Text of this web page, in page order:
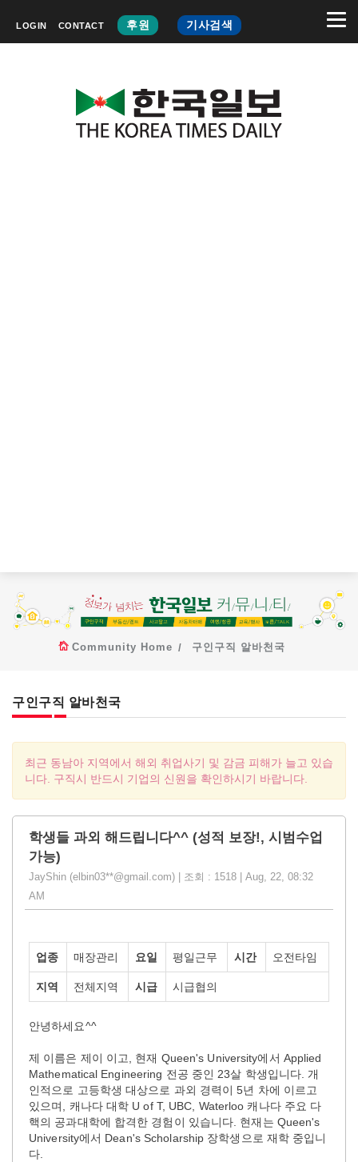
LOGIN CONTACT 후원 기사검색
Community Home 구인구직 알바천국
구인구직 알바천국
최근 동남아 지역에서 해외 취업사기 및 감금 피해가 늘고 있습
니다. 구직시 반드시 기업의 신원을 확인하시기 바랍니다.
학생들 과외 해드립니다^^ (성적 보장!, 시범수업
가능)
JayShin (elbin03**@gmail.com) | 조회 : 1518 | Aug, 22, 08:32
AM
업종 매장관리 요일 평일근무 시간 오전타임
지역 전체지역 시급 시급협의
안녕하세요^^
제 이름은 제이 이고, 현재 Queen's University에서 Applied
Mathematical Engineering 전공 중인 23살 학생입니다. 개
인적으로 고등학생 대상으로 과외 경력이 5년 차에 이르고
있으며, 캐나다 대학 U of T, UBC, Waterloo 캐나다 주요 다
핵의 공과대학에 합격한 경험이 있습니다. 현재는 Queen's
University에서 Dean's Scholarship 장학생으로 재학 중입니
다.